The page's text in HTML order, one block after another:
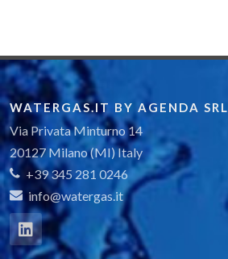
WATERGAS.IT BY AGENDA SRL
Via Privata Minturno 14
20127 Milano (MI) Italy
+39 345 281 0246
info@watergas.it